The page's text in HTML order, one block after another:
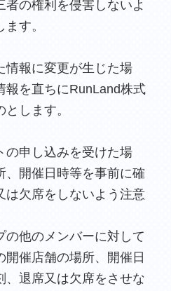
者の権利を侵害しないよ
す。
情報に変更が生じた場
報を直ちにRunLand株式
します。
の申し込みを受けた場
、開催日時等を事前に確
は欠席をしないよう注意
の他のメンバーに対して
開催店舗の場所、開催日
、退席又は欠席をさせな